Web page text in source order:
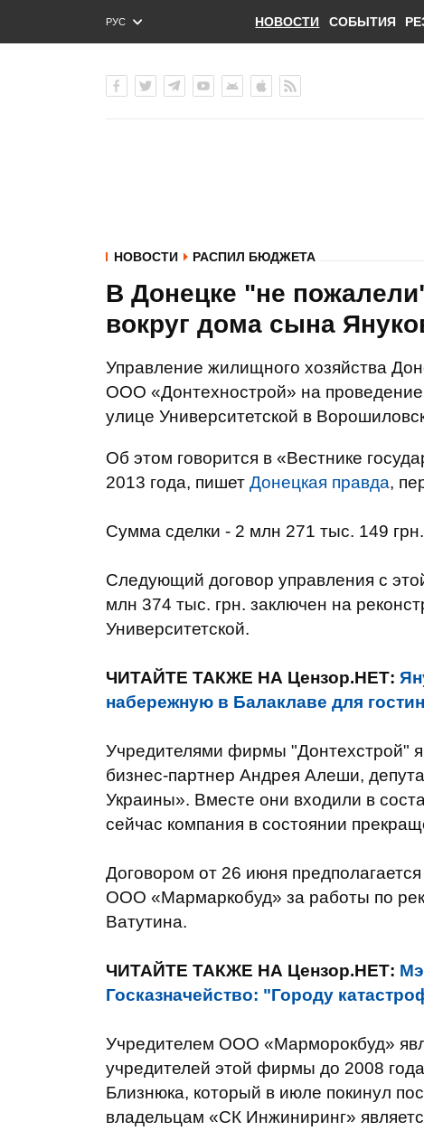
РУС
ENG
НОВОСТИ СОБЫТИЯ
НОВОСТИ РАСПИЛ БЮДЖЕТА
В Донецке "не
вокруг дома сына
Управление жилищного хозяйства
ООО «Донтехнострой» на
улице Университетской в
Об этом говорится в «Вестнике
2013 года, пишет Донецкая правда,
Сумма сделки - 2 млн 271 тыс. 149 грн.
Следующий договор управления с
млн 374 тыс. грн. заключен на
Университетской.
ЧИТАЙТЕ ТАКЖЕ НА Цензор.НЕТ:
набережную в Балаклаве для
Учредителями фирмы "Донтехстрой"
бизнес-партнер Андрея Алеши,
Украины». Вместе они входили в
сейчас компания в состоянии
Договором от 26 июня
ООО «Мармаркобуд» за работы по
Ватутина.
ЧИТАЙТЕ ТАКЖЕ НА Цензор.НЕТ:
Госказначейство: "Городу
Учредителем ООО «Марморокбуд»
учредителей этой фирмы до 2008
Близнюка, который в июле покинул
владельцам «СК Инжиниринг»